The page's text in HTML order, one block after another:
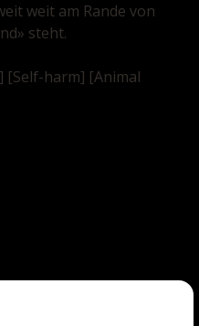
weit am Rande von
steht.
[Self-harm] [Animal